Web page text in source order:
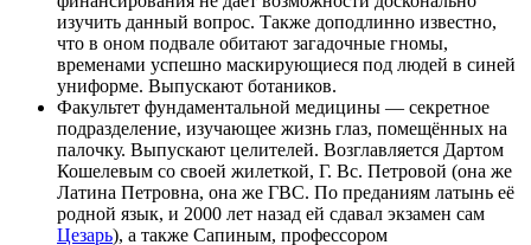
изучить данный вопрос. Также доподлинно известно,
что в оном подвале обитают загадочные гномы,
временами успешно маскирующиеся под людей в синей
униформе. Выпускают ботаников.
Факультет фундаментальной медицины — секретное
подразделение, изучающее жизнь глаз, помещённых на
палочку. Выпускают целителей. Возглавляется Дартом
Кошелевым со своей жилеткой, Г. Вс. Петровой (она же
Латина Петровна, она же ГВС. По преданиям латынь её
родной язык, и 2000 лет назад ей сдавал экзамен сам
Цезарь), а также Сапиным, профессором